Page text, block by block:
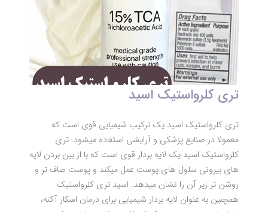
تری کلرواستیک اسید
تری کلرواستیک اسید یک ترکیب شیمیایی قوی است که
معمولا در صنایع پزشکی و آرایشی استفاده میشود. تری
کلرواستیک اسید یک لایه بردار قوی است که با از بین بردن لایه
های بیرونی سلول های پوست عمل میکند و پوست صاف تر و
روشن تر زیر آن را نشان میدهد. اسید تری کلرواستیک
همچنین به عنوان لایه بردار شیمیایی برای درمان اسکار آکنه،